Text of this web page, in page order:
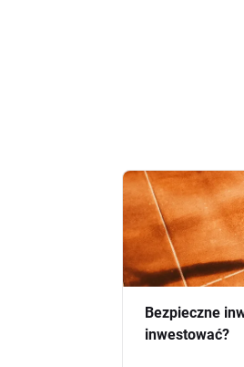
Bezpieczne
inwestować?